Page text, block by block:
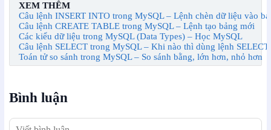
XEM THÊM
Câu lệnh INSERT INTO trong MySQL – Lệnh chèn dữ liệu vào
Câu lệnh CREATE TABLE trong MySQL – Lệnh tạo bảng mới
Các kiểu dữ liệu trong MySQL (Data Types) – Học MySQL
Câu lệnh SELECT trong MySQL – Khi nào thì dùng lệnh SELECT
Toán tử so sánh trong MySQL – So sánh bằng, lớn hơn, nhỏ hơn
Bình luận